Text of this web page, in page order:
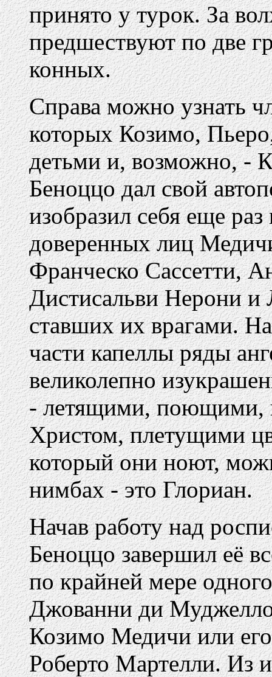
принято у турок. За
предшествуют по две
конных.
Справа можно узнать
которых Козимо,
детьми и, возможно, -
Беноццо дал свой
изобразил себя еще
доверенных лиц
Франческо Сассетти,
Дистисальви Нерони и
ставших их врагами.
части капеллы ряды
великолепно
- летящими, поющими,
Христом, плетущими
который они ноют,
нимбах - это Глориан.
Начав работу над
Беноццо завершил её
по крайней мере
Джованни ди
Козимо Медичи или его
Роберто Мартелли. Из